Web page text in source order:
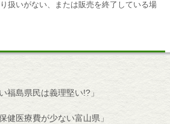
扱いがない、または販売を終了している場
島県民は義理堅い!?」
医療費が少ない富山県」